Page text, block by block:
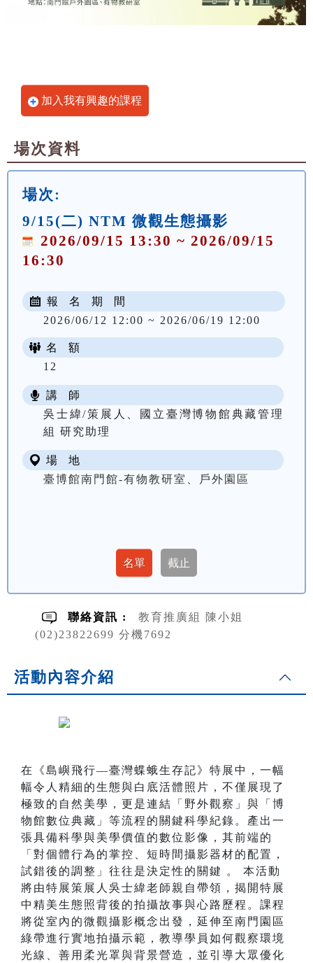
加入我有興趣的課程
場次資料
場次:
9/15(二) NTM 微觀生態攝影
2026/09/15 13:30 ~ 2026/09/15
16:30
報 名 期 間
2026/06/12 12:00 ~ 2026/06/19 12:00
名 額
12
講 師
吳士緯/策展人、國立臺灣博物館典藏管理
組 研究助理
場 地
臺博館南門館-有物教研室、戶外園區
聯絡資訊 :
教育推廣組 陳小姐
(02)23822699 分機7692
活動內容介紹
在《島嶼飛行—臺灣蝶蛾生存記》特展中，一幅
幅令人精細的生態與白底活體照片，不僅展現了
極致的自然美學，更是連結「野外觀察」與「博
物館數位典藏」等流程的關鍵科學紀錄。產出一
張具備科學與美學價值的數位影像，其前端的
「對個體行為的掌控、短時間攝影器材的配置，
試錯後的調整」往往是決定性的關鍵 。 本活動
將由特展策展人吳士緯老師親自帶領，揭開特展
中精美生態照背後的拍攝故事與心路歷程。課程
將從室內的微觀攝影概念出發，延伸至南門園區
綠帶進行實地拍攝示範，教導學員如何觀察環境
光線、善用柔光罩與背景營造，並引導大眾優化